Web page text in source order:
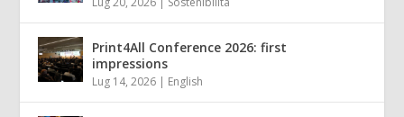
Print4All Conference 2026: first
impressions
Lug 14, 2026 | English